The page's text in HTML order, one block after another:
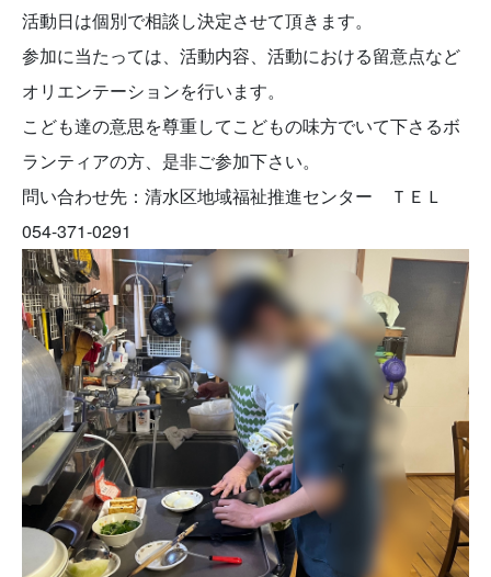
活動日は個別で相談し決定させて頂きます。
参加に当たっては、活動内容、活動における留意点など
オリエンテーションを行います。
こども達の意思を尊重してこどもの味方でいて下さるボ
ランティアの方、是非ご参加下さい。
問い合わせ先：清水区地域福祉推進センター ＴＥＬ
054-371-0291